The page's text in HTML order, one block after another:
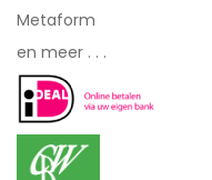
Metaform
en meer . . .